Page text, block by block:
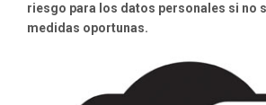
EVITAR
PRIVACIDAD
EN
riesgo para los datos personales si no
medidas oportunas.